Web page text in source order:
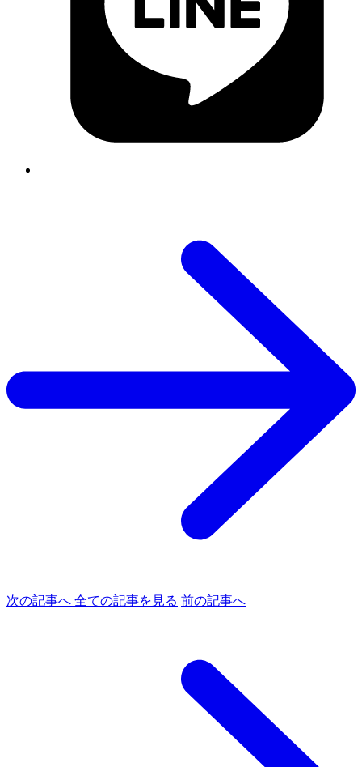
次の記事へ 全ての記事を見る 前の記事へ